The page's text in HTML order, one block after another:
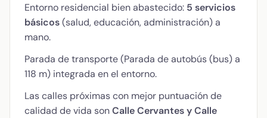
Entorno residencial bien abastecido: 5 servicios
básicos(salud, educación, administración) a
mano.
Parada de transporte (Parada de autobús (bus) a
118 m) integrada en el entorno.
Las calles próximas con mejor puntuación de
calidad de vida sonCalle Cervantes y Calle